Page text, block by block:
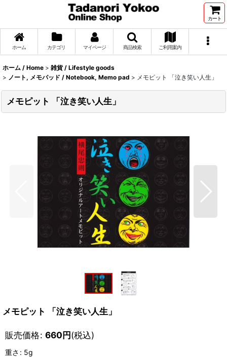
カート
ホーム カテゴリ マイページ 商品検索 ご利用案内
ホーム / Home > 雑貨 / Lifestyle goods
> ノート, メモパッド / Notebook, Memo pad > メモピット 「泣き笑い人生」
メモピット 「泣き笑い人生」
メモピット 「泣き笑い人生」
販売価格: 660円(税込)
重さ : 5g